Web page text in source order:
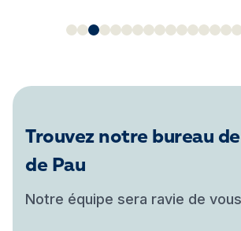
Trouvez notre bureau
de Pau
Notre équipe sera ravie de